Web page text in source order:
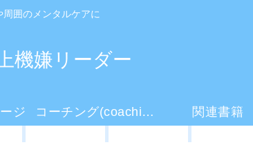
囲のメンタルケアに
機嫌リーダー
ジ コーチング(coaching)とは？ 関連書籍